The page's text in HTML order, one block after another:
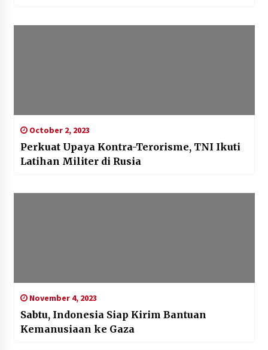
October 2, 2023
Perkuat Upaya Kontra-Terorisme, TNI Ikuti
Latihan Militer di Rusia
November 4, 2023
Sabtu, Indonesia Siap Kirim Bantuan
Kemanusiaan ke Gaza